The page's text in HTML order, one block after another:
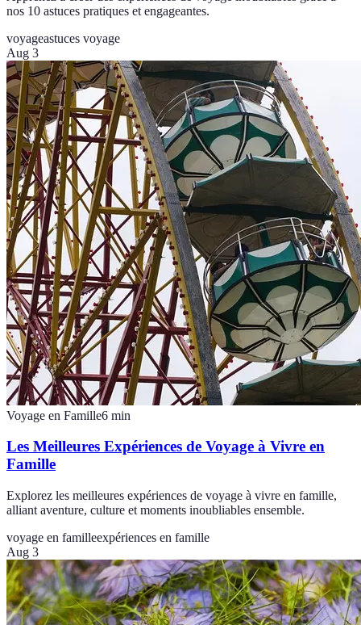
nos 10 astuces pratiques et engageantes.
voyageastuces voyage
Aug 3
Voyage en Famille6 min
Les Meilleures Expériences de Voyage à Vivre en
Famille
Explorez les meilleures expériences de voyage à vivre en famille,
alliant aventure, culture et moments inoubliables ensemble.
voyage en familleexpériences en famille
Aug 3